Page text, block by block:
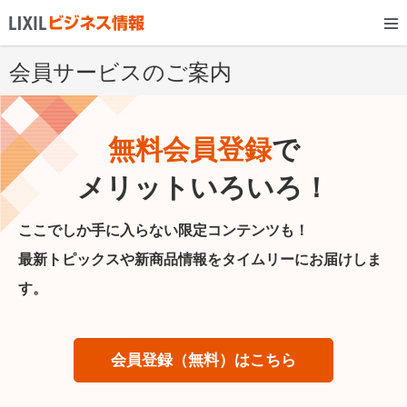
会員サービスのご案内
無料会員登録で
メリットいろいろ！
ここでしか手に入らない限定コンテンツも！
最新トピックスや新商品情報をタイムリーにお届けしま
す。
会員登録（無料）はこちら